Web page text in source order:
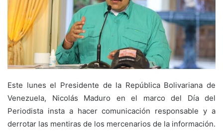
Este lunes el Presidente de la República Bolivariana de
Venezuela, Nicolás Maduro en el marco del Día del
Periodista insta a hacer comunicación responsable y a
derrotar las mentiras de los mercenarios de la información.